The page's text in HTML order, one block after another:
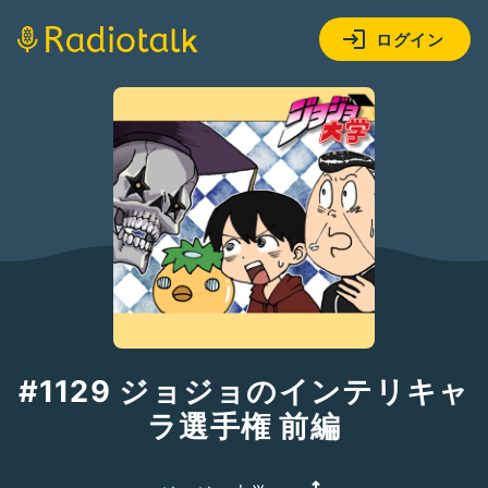
ログイン
#1129 ジョジョのインテリキャ
ラ選手権 前編